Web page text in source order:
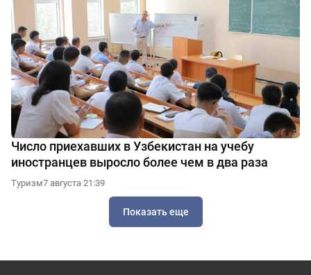
Число приехавших в Узбекистан на учебу
иностранцев выросло более чем в два раза
Туризм7 августа 21:39
Показать еще